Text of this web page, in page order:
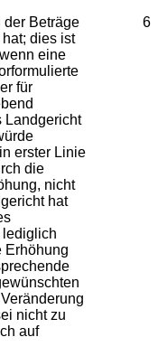
6
der Beträge
dies ist
eine
für
Landgericht
erster Linie
die
nicht
hat
lediglich
Erhöhung
nicht zu
auf